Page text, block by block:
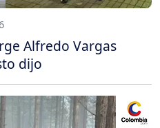
Alfredo Vargas
dijo